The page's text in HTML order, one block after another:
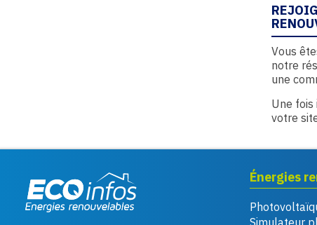
Vous
notre
une
Une fois
votre
Énergies
Simulateur